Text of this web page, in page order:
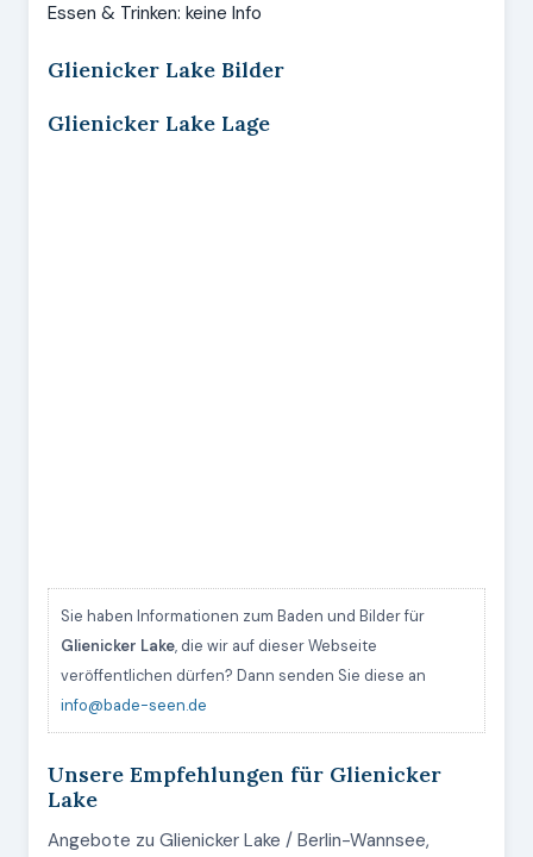
Essen & Trinken: keine Info
Glienicker Lake Bilder
Glienicker Lake Lage
Sie haben Informationen zum Baden und Bilder für
Glienicker Lake, die wir auf dieser Webseite
veröffentlichen dürfen? Dann senden Sie diese an
info@bade-seen.de
Unsere Empfehlungen für Glienicker
Lake
Angebote zu Glienicker Lake / Berlin-Wannsee,